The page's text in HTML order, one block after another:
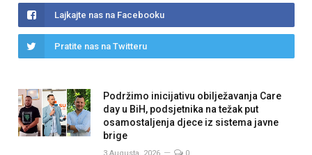
Lajkajte nas na Facebooku
Pratite nas na Twitteru
Podržimo inicijativu obilježavanja Care
day u BiH, podsjetnika na težak put
osamostaljenja djece iz sistema javne
brige